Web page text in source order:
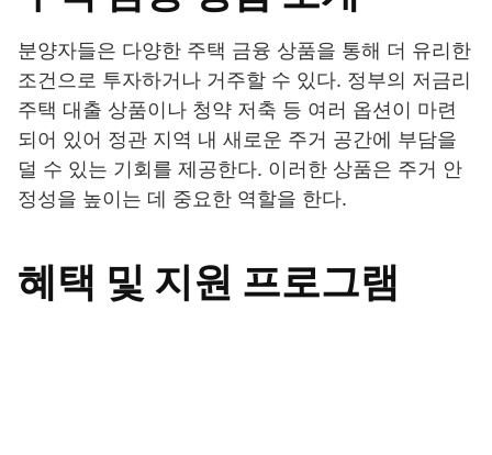
분양자들은 다양한 주택 금융 상품을 통해 더 유리한
조건으로 투자하거나 거주할 수 있다. 정부의 저금리
주택 대출 상품이나 청약 저축 등 여러 옵션이 마련
되어 있어 정관 지역 내 새로운 주거 공간에 부담을
덜 수 있는 기회를 제공한다. 이러한 상품은 주거 안
정성을 높이는 데 중요한 역할을 한다.
혜택 및 지원 프로그램